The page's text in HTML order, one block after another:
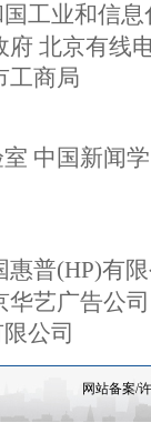
工业和信
府 北京有线
工商局
中国新闻
惠普(HP)有
华艺广告公
公司
网站备案/